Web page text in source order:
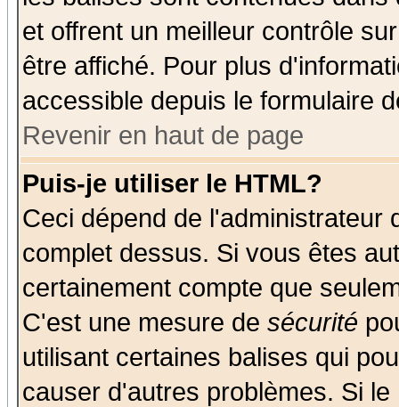
et offrent un meilleur contrôle
être affiché. Pour plus
accessible depuis le formulaire
Revenir en haut de page
Puis-je utiliser le HTML?
Ceci dépend de l'administrateur
complet dessus. Si vous êtes
certainement compte que
C'est une mesure de sécurité
utilisant certaines balises qui
causer d'autres problèmes. Si